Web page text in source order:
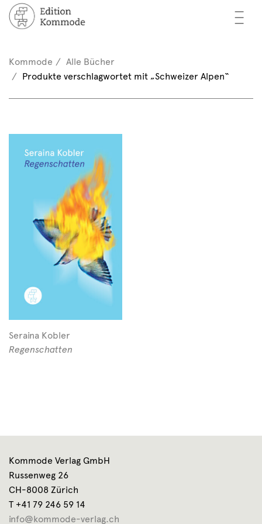
—
—
—
/ Registrieren
(0)
Kommode
Alle Bücher
Produkte verschlagwortet mit „Schweizer Alpen“
Seraina Kobler
Regenschatten
Kommode Verlag GmbH
Russenweg 26
CH-8008 Zürich
T +41 79 246 59 14
info@kommode-verlag.ch